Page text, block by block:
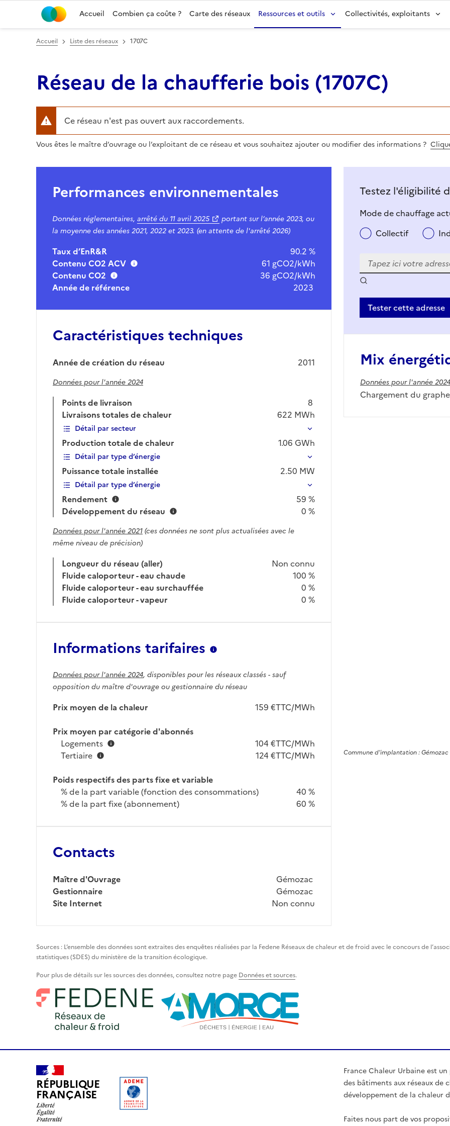
Accueil Combien ça coûte ? Carte des réseaux Ressources et outils Collectivités, exploitants
Accueil Liste des réseaux 1707C
Réseau de la chaufferie bois (1707C)
Ce réseau n'est pas ouvert aux raccordements.
Vous êtes le maître d’ouvrage ou l’exploitant de ce réseau et vous souhaitez ajouter ou modifier des informations ?
Performances environnementales
Données réglementaires, arrêté du 11 avril 2025
portant sur l’année 2023, ou
la moyenne des années 2021, 2022 et 2023. (en attente de l'arrêté 2026)
Taux d’EnR&R
90.2 %
Contenu CO2 ACV
61 gCO2/kWh
Contenu CO2
36 gCO2/kWh
Année de référence
2023
Caractéristiques techniques
Année de création du réseau 2011
Données pour l'année 2024
Points de livraison
8
Livraisons totales de chaleur
622 MWh
Détail par secteur
Production totale de chaleur 1.06 GWh
Détail par type d’énergie
Puissance totale installée 2.50 MW
Détail par type d’énergie
Rendement
59 %
Développement du réseau
0 %
Données pour l'année 2021(ces données ne sont plus actualisées avec le
même niveau de précision)
Longueur du réseau (aller)
Non connu
Fluide caloporteur - eau chaude
100 %
Fluide caloporteur - eau surchauffée
0 %
Fluide caloporteur - vapeur
0 %
Informations tarifaires
Données pour l'année 2024, disponibles pour les réseaux classés - sauf
opposition du maître d'ouvrage ou gestionnaire du réseau
Prix moyen de la chaleur
159 €TTC/MWh
Prix moyen par catégorie d'abonnés
Logements
104 €TTC/MWh
Tertiaire
124 €TTC/MWh
Poids respectifs des parts fixe et variable
% de la part variable (fonction des consommations)
40 %
% de la part fixe (abonnement)
60 %
Contacts
Maître d'Ouvrage
Gémozac
Gestionnaire
Gémozac
Site Internet
Non connu
Testez l'éligibilité
Mode de chauffage
Collectif
Tester cette adresse
Mix
Données pour l'année 2024
Chargement du
Communed'implantation :Gémozac
Sources : L’ensemble des données sont extraites des enquêtes réalisées par la Fedene Réseaux de chaleur et de froid avec le concours de
statistiques (SDES) du ministère de la transition écologique.
Pour plus de détails sur les sources des données, consultez notre page Données et sources.
RÉPUBLIQUE
FRANÇAISE
France Chaleur Urbaine est
des bâtiments aux réseaux
développement de la chaleur
Faites nous part de vos